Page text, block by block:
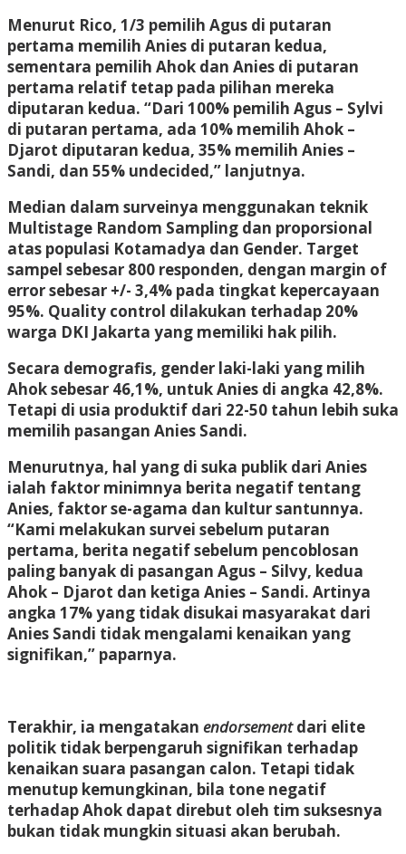
Menurut Rico, 1/3 pemilih Agus di putaran
pertama memilih Anies di putaran kedua,
sementara pemilih Ahok dan Anies di putaran
pertama relatif tetap pada pilihan mereka
diputaran kedua. “Dari 100% pemilih Agus – Sylvi
di putaran pertama, ada 10% memilih Ahok –
Djarot diputaran kedua, 35% memilih Anies –
Sandi, dan 55% undecided,” lanjutnya.
Median dalam surveinya menggunakan teknik
Multistage Random Sampling dan proporsional
atas populasi Kotamadya dan Gender. Target
sampel sebesar 800 responden, dengan margin of
error sebesar +/- 3,4% pada tingkat kepercayaan
95%. Quality control dilakukan terhadap 20%
warga DKI Jakarta yang memiliki hak pilih.
Secara demografis, gender laki-laki yang milih
Ahok sebesar 46,1%, untuk Anies di angka 42,8%.
Tetapi di usia produktif dari 22-50 tahun lebih suka
memilih pasangan Anies Sandi.
Menurutnya, hal yang di suka publik dari Anies
ialah faktor minimnya berita negatif tentang
Anies, faktor se-agama dan kultur santunnya.
“Kami melakukan survei sebelum putaran
pertama, berita negatif sebelum pencoblosan
paling banyak di pasangan Agus – Silvy, kedua
Ahok – Djarot dan ketiga Anies – Sandi. Artinya
angka 17% yang tidak disukai masyarakat dari
Anies Sandi tidak mengalami kenaikan yang
signifikan,” paparnya.
Terakhir, ia mengatakan endorsementdari elite
politik tidak berpengaruh signifikan terhadap
kenaikan suara pasangan calon. Tetapi tidak
menutup kemungkinan, bila tone negatif
terhadap Ahok dapat direbut oleh tim suksesnya
bukan tidak mungkin situasi akan berubah.